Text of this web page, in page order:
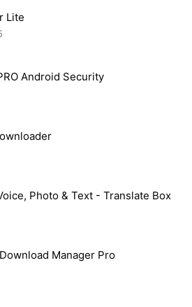
Lite
Android Security
Photo & Text - Translate Box
Manager Pro